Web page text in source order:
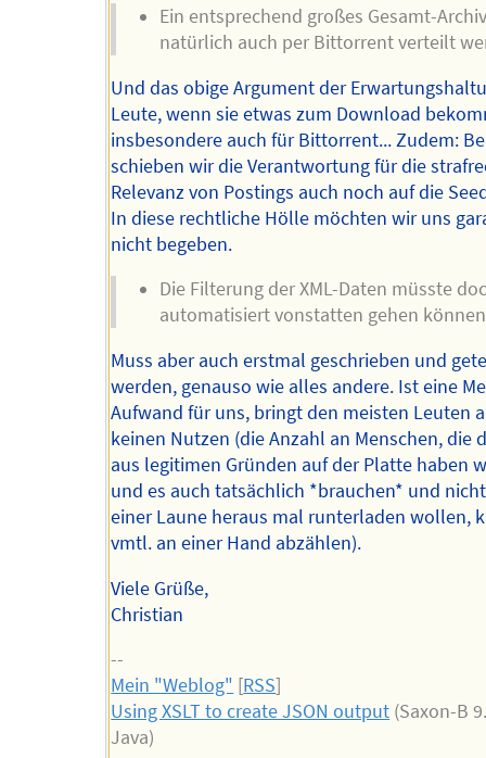
Ein entsprechend großes Gesamt-
natürlich auch per Bittorrent verteilt
Und das obige Argument der
Leute, wenn sie etwas zum Download
insbesondere auch für Bittorrent... Zudem:
schieben wir die Verantwortung für die
Relevanz von Postings auch noch auf die
In diese rechtliche Hölle möchten wir uns
nicht begeben.
Die Filterung der XML-Daten müsste
automatisiert vonstatten gehen
Muss aber auch erstmal geschrieben und
werden, genauso wie alles andere. Ist eine
Aufwand für uns, bringt den meisten Leuten
keinen Nutzen (die Anzahl an Menschen, die
aus legitimen Gründen auf der Platte haben
und es auch tatsächlich *brauchen* und
einer Laune heraus mal runterladen wollen,
vmtl. an einer Hand abzählen).
Viele Grüße,
Christian
--
Mein "Weblog" [RSS]
Using XSLT to create JSON output (Saxon-B
Java)